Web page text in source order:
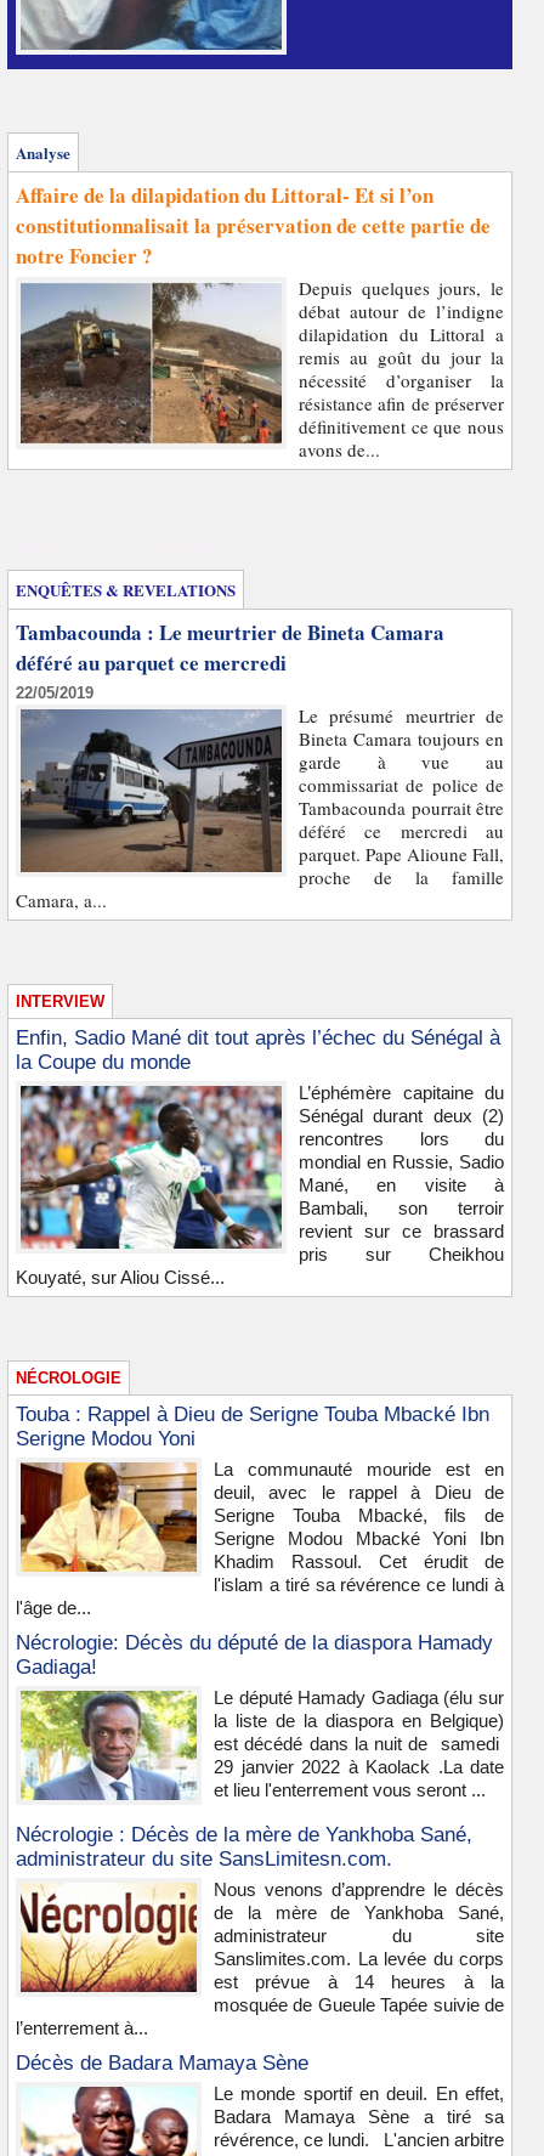
Analyse
Affaire de la dilapidation du Littoral- Et si l’on
constitutionnalisait la préservation de cette partie de
notre Foncier ?
Depuis quelques jours, le
débat autour de l’indigne
dilapidation du Littoral a
remis au goût du jour la
nécessité d’organiser la
résistance afin de préserver
définitivement ce que nous
avons de...
ENQUÊTES & REVELATIONS
Tambacounda : Le meurtrier de Bineta Camara
déféré au parquet ce mercredi
22/05/2019
Le présumé meurtrier de
Bineta Camara toujours en
garde à vue au
commissariat de police de
Tambacounda pourrait être
déféré ce mercredi au
parquet. Pape Alioune Fall,
proche de la famille
Camara, a...
INTERVIEW
Enfin, Sadio Mané dit tout après l’échec du Sénégal à
la Coupe du monde
L’éphémère capitaine du
Sénégal durant deux (2)
rencontres lors du
mondial en Russie, Sadio
Mané, en visite à
Bambali, son terroir
revient sur ce brassard
pris sur Cheikhou
Kouyaté, sur Aliou Cissé...
NÉCROLOGIE
Touba : Rappel à Dieu de Serigne Touba Mbacké Ibn
Serigne Modou Yoni
La communauté mouride est en
deuil, avec le rappel à Dieu de
Serigne Touba Mbacké, fils de
Serigne Modou Mbacké Yoni Ibn
Khadim Rassoul. Cet érudit de
l'islam a tiré sa révérence ce lundi à
l'âge de...
Nécrologie: Décès du député de la diaspora Hamady
Gadiaga!
Le député Hamady Gadiaga (élu sur
la liste de la diaspora en Belgique)
est décédé dans la nuit de samedi
29 janvier 2022 à Kaolack .La date
et lieu l'enterrement vous seront ...
Nécrologie : Décès de la mère de Yankhoba Sané,
administrateur du site SansLimitesn.com.
Nous venons d’apprendre le décès
de la mère de Yankhoba Sané,
administrateur du site
Sanslimites.com. La levée du corps
est prévue à 14 heures à la
mosquée de Gueule Tapée suivie de
l’enterrement à...
Décès de Badara Mamaya Sène
Le monde sportif en deuil. En effet,
Badara Mamaya Sène a tiré sa
révérence, ce lundi. L'ancien arbitre